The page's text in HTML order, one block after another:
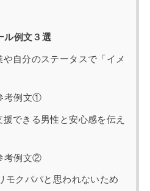
ル例文３選
自分のステータスで「イメ
考例文①
できる男性と安心感を伝え
考例文②
クパパと思われないため